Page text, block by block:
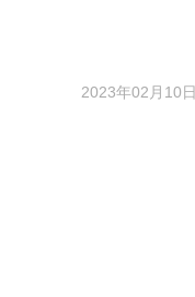
2023年02月10日